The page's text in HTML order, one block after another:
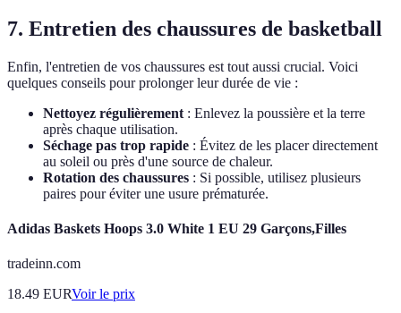
7. Entretien des chaussures de basketball
Enfin, l'entretien de vos chaussures est tout aussi crucial. Voici
quelques conseils pour prolonger leur durée de vie :
Nettoyez régulièrement : Enlevez la poussière et la terre
après chaque utilisation.
Séchage pas trop rapide : Évitez de les placer directement
au soleil ou près d'une source de chaleur.
Rotation des chaussures : Si possible, utilisez plusieurs
paires pour éviter une usure prématurée.
Adidas Baskets Hoops 3.0 White 1 EU 29 Garçons,Filles
tradeinn.com
18.49 EURVoir le prix